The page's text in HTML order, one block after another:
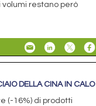
volumi restano però
DELLA CINA IN CALO
(-16%) di prodotti